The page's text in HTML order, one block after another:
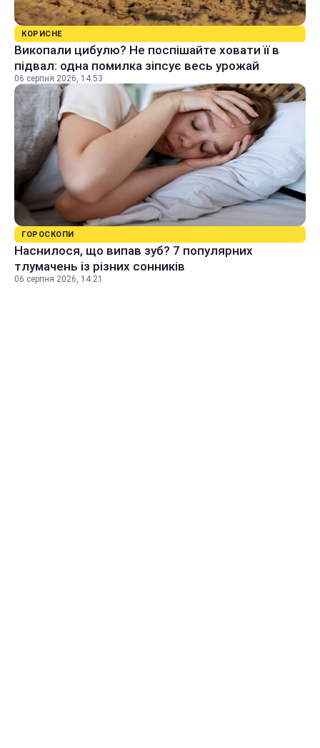
КОРИСНЕ
Викопали цибулю? Не поспішайте ховати її в
підвал: одна помилка зіпсує весь урожай
06 серпня 2026, 14:53
ГОРОСКОПИ
Наснилося, що випав зуб? 7 популярних
тлумачень із різних сонників
06 серпня 2026, 14:21